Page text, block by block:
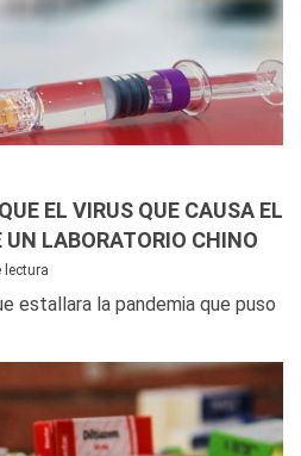
EL VIRUS QUE CAUSA EL
UN LABORATORIO CHINO
lectura
estallara la pandemia que puso